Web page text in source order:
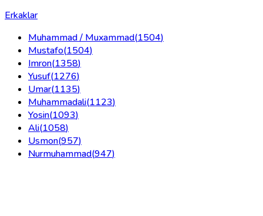
Erkaklar
Muhammad / Muxammad(1504)
Mustafo(1504)
Imron(1358)
Yusuf(1276)
Umar(1135)
Muhammadali(1123)
Yosin(1093)
Ali(1058)
Usmon(957)
Nurmuhammad(947)